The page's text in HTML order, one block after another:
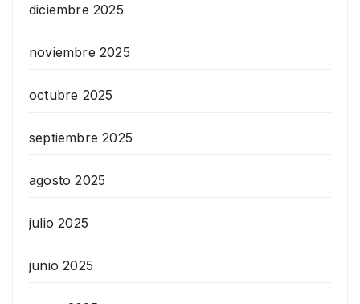
diciembre 2025
noviembre 2025
octubre 2025
septiembre 2025
agosto 2025
julio 2025
junio 2025